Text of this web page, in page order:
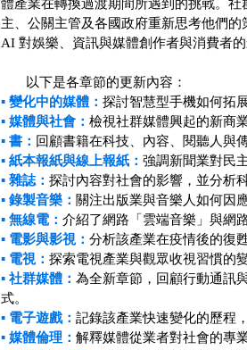
體產業在轉換過渡期間所遇到的挑戰。
主、公關主管及各國政府重新思考他們
AI 對娛樂、資訊與媒體創作者與消費者
以下是各章節的更新內容：
▪ 變化中的媒體：探討智慧型手機如何拓
▪ 媒體與社會：檢視社群媒體興起的新商
▪ 書： 回顧書籍在科技、內容、閱聽人與
▪ 紙本報紙與線上報紙：強調新聞業對民
▪ 雜誌：探討內容對社會的影響，並分析
▪ 錄製音樂： 關注出版業與音樂人如何因
▪ 無線電：介紹了網路「雲端音樂」與網
▪ 電影與影視：分析該產業在疫情後的復
▪ 電視：探索電視產業與觀眾收視習慣的
▪ 社群媒體：為全新章節，回顧行動通訊
式。
▪ 電子遊戲：記錄該產業快速變化的歷程
▪ 媒體倫理：解釋媒體從業者對社會的專